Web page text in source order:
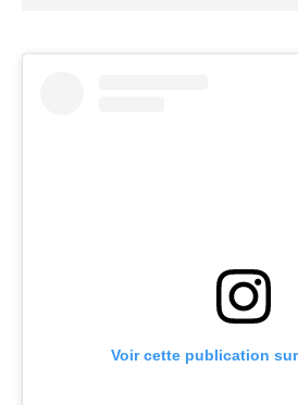
Voir cette publication